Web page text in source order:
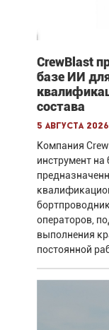
CrewBlast
базе ИИ
состава
5 августа 2026
Компания
инструмент на
операторов,
выполнения
постоянной